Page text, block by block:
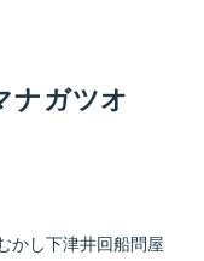
ナガツオ
かし下津井回船問屋